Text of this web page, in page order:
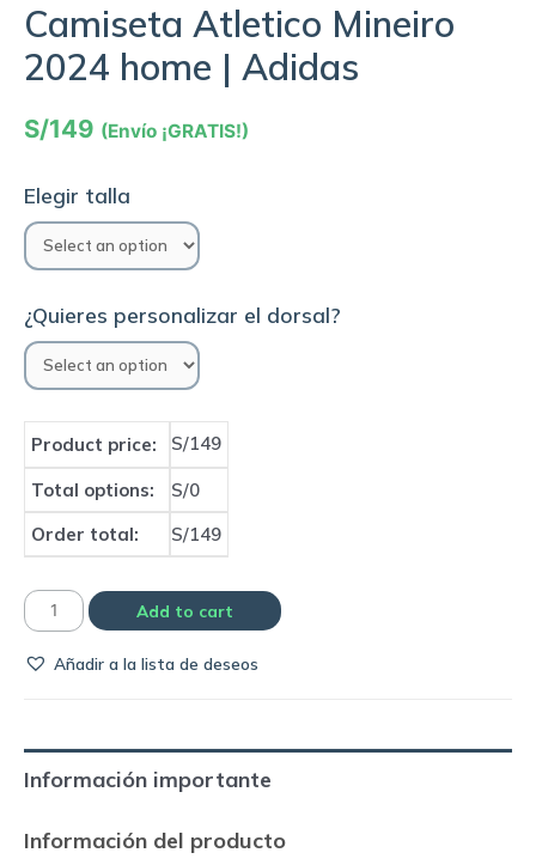
Camiseta Atletico Mineiro
2024 home | Adidas
S/149 (Envío ¡GRATIS!)
Elegir talla
¿Quieres personalizar el dorsal?
Product price: S/149
Total options:
S/0
Order total:
S/149
Camiseta
Mineiro
|
Adidas
Add to cart
Añadir a la lista de deseos
Información importante
Información del producto